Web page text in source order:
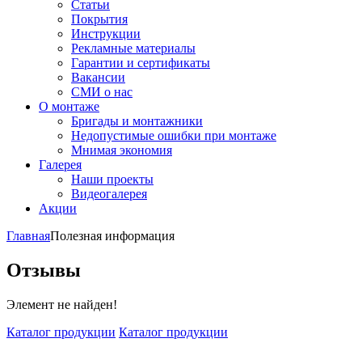
Статьи
Покрытия
Инструкции
Рекламные материалы
Гарантии и сертификаты
Вакансии
СМИ о нас
О монтаже
Бригады и монтажники
Недопустимые ошибки при монтаже
Мнимая экономия
Галерея
Наши проекты
Видеогалерея
Акции
ГлавнаяПолезная информация
Отзывы
Элемент не найден!
Каталог продукции Каталог продукции